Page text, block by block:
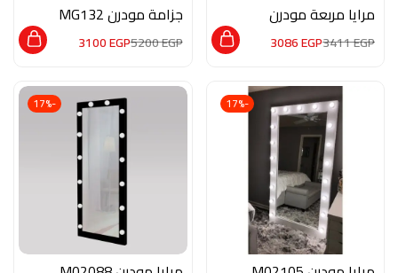
مرايا مربعة مودرن
M02111
3411EGP
3086EGP
جزامة مودرن MG132
5200EGP
3100EGP
-17%
-17%